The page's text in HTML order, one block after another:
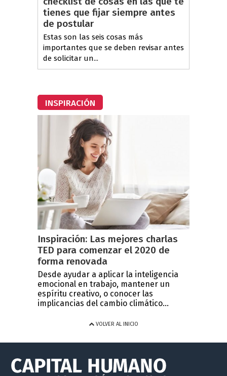
tienes que fijar siempre antes
de postular
Estas son las seis cosas más
importantes que se deben revisar antes
de solicitar un...
INSPIRACIÓN
Inspiración: Las mejores charlas
TED para comenzar el 2020 de
forma renovada
Desde ayudar a aplicar la inteligencia
emocional en trabajo, mantener un
espíritu creativo, o conocer las
implicancias del cambio climático...
VOLVER AL INICIO